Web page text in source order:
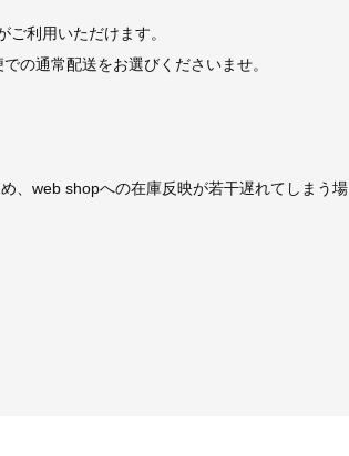
利用いただけます。
の通常配送をお選びくださいませ。
、web shopへの在庫反映が若干遅れてしまう場